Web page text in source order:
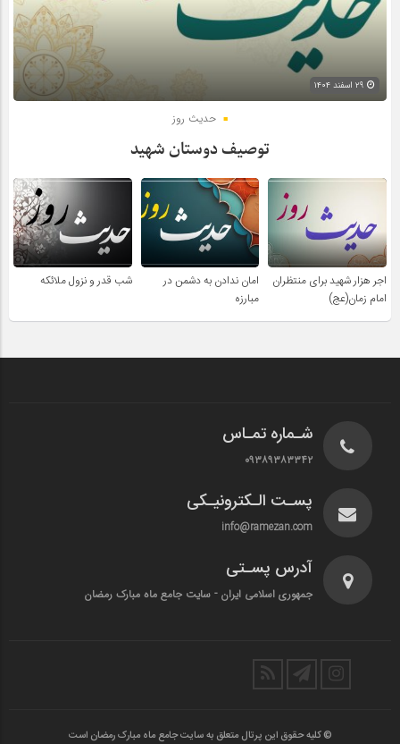
حدیث روز
توصیف دوستان شهید
اجر هزار شهید برای منتظران
امام زمان(عج)
امان ندادن به دشمن در
مبارزه
شب قدر و نزول ملائکه
شـماره تمـاس
۰۹۳۸۹۳۸۳۳۴۲
پسـت الـکترونیـکی
info@ramezan.com
آدرس پسـتی
جمهوری اسلامی ایران - سایت جامع ماه مبارک رمضان
© کلیه حقوق این پرتال متعلق به سایت جامع ماه مبارک رمضان است